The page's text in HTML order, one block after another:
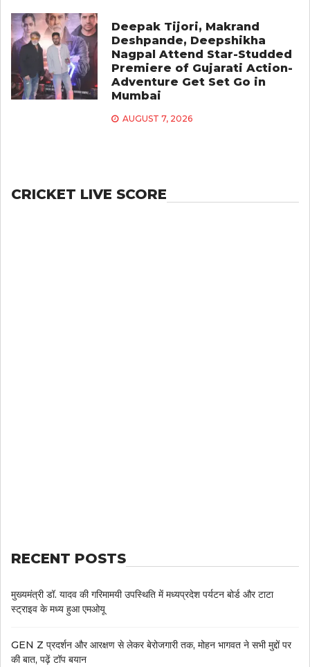
Deepak Tijori, Makrand
Deshpande, Deepshikha
Nagpal Attend Star-Studded
Premiere of Gujarati Action-
Adventure Get Set Go in
Mumbai
AUGUST 7, 2026
CRICKET LIVE SCORE
RECENT POSTS
मुख्यमंत्री डॉ. यादव की गरिमामयी उपस्थिति में मध्यप्रदेश पर्यटन बोर्ड और टाटा
स्ट्राइव के मध्य हुआ एमओयू
GEN Z प्रदर्शन और आरक्षण से लेकर बेरोजगारी तक, मोहन भागवत ने सभी मुद्दों पर
की बात, पढ़ें टॉप बयान